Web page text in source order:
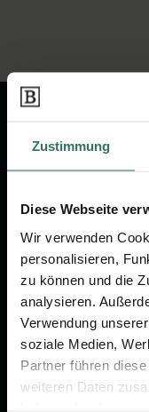
Zustimmung
Diese Webseite
Wir verwenden
personalisieren,
zu können und die
analysieren.
Verwendung
soziale Medien,
Partner führen
weiteren Daten
Wir sind Ihr
Vorsorge.
Jetzt
FÜR SIE
Vergleich